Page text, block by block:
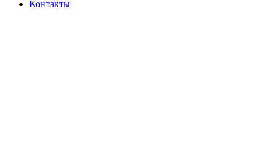
Контакты